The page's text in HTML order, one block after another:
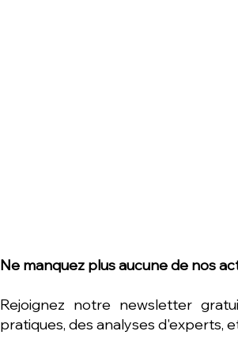
Ne manquez plus aucune de nos
Rejoignez notre newsletter
pratiques, des analyses d'experts,